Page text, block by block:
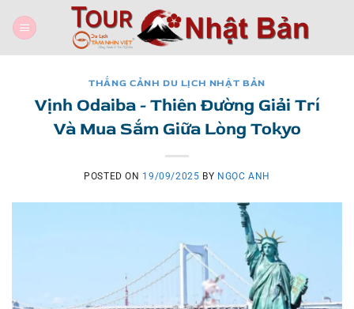
content
THẮNG CẢNH DU LỊCH NHẬT BẢN
Vịnh Odaiba - Thiên Đường Giải Trí
Và Mua Sắm Giữa Lòng Tokyo
POSTED ON 19/09/2025 BY NGỌC ANH